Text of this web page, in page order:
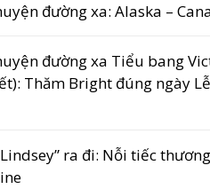
đường xa: Alaska –
đường xa Tiểu bang
Thăm Bright đúng ngày
Lindsey” ra đi: Nỗi tiếc